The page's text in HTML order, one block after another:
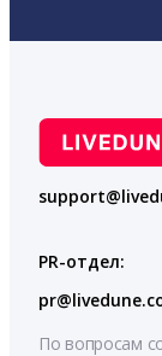
PR-отдел:
По вопросам